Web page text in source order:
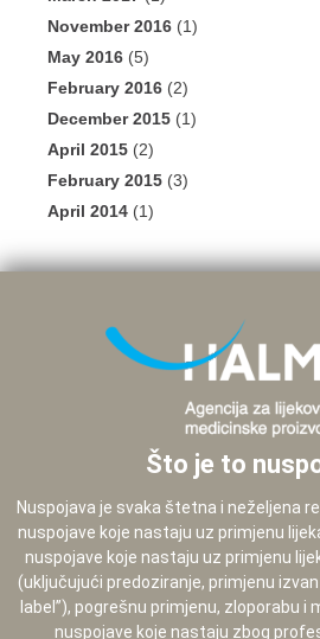
November 2016 (1)
May 2016 (5)
February 2016 (2)
December 2015 (1)
April 2015 (2)
February 2015 (3)
April 2014 (1)
Što je to
Nuspojava je svaka štetna i neželjena
nuspojave koje nastaju uz primjenu
nuspojave koje nastaju uz primjenu
(uključujući predoziranje, primjenu
label”), pogrešnu primjenu, zloporabu
nuspojave koje nastaju zbog